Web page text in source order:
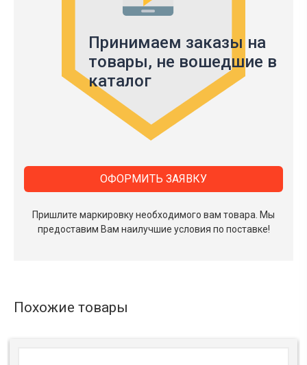
Принимаем заказы на
товары, не вошедшие в
каталог
Пришлите маркировку необходимого вам товара. Мы
предоставим Вам наилучшие условия по поставке!
ОФОРМИТЬ ЗАЯВКУ
Похожие товары